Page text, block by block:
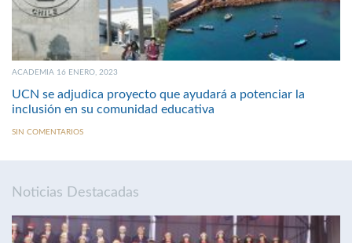
ACADEMIA 16 ENERO, 2023
UCN se adjudica proyecto que ayudará a potenciar la
inclusión en su comunidad educativa
SIN COMENTARIOS
Noticias Destacadas